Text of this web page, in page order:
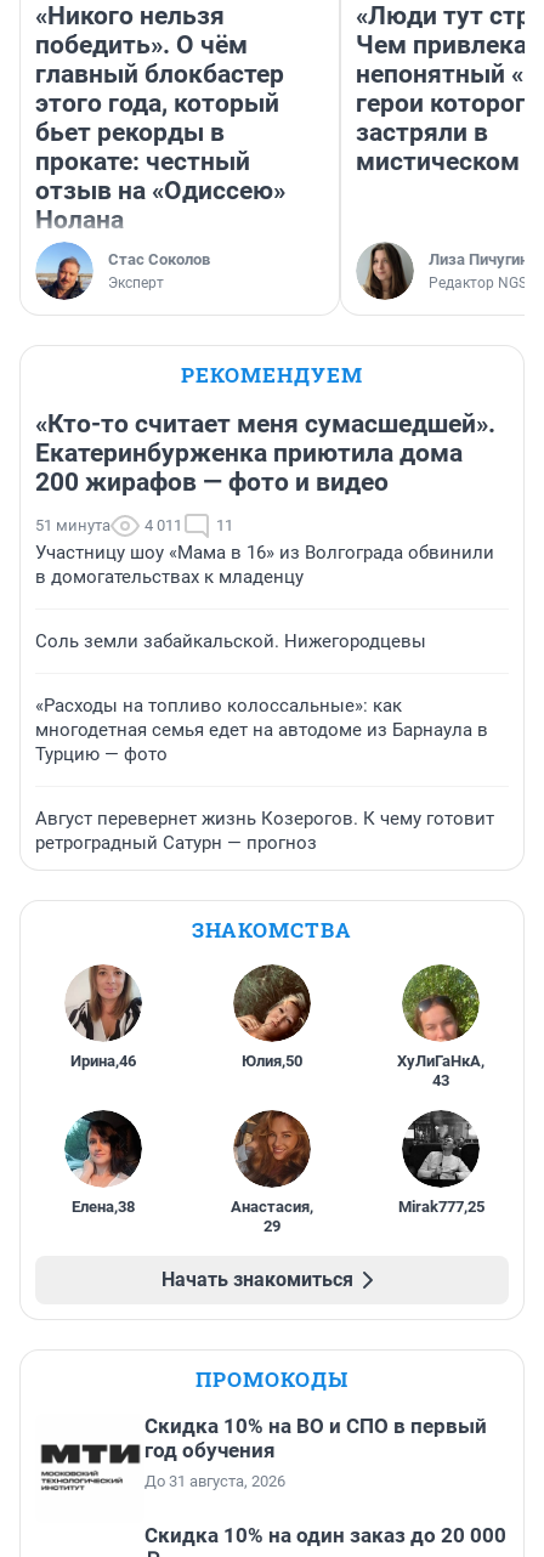
«Никого нельзя
победить». О чём
главный блокбастер
этого года, который
бьет рекорды в
прокате: честный
отзыв на «Одиссею»
Нолана
Стас Соколов
Эксперт
«Люди тут
Чем
непонятный
герои которого
застряли в
мистическом
Лиза Пичугина
Редактор
РЕКОМЕНДУЕМ
«Кто-то считает меня сумасшедшей».
Екатеринбурженка приютила дома
200 жирафов — фото и видео
51 минута 4 011 11
Участницу шоу «Мама в 16» из Волгограда обвинили
в домогательствах к младенцу
Соль земли забайкальской. Нижегородцевы
«Расходы на топливо колоссальные»: как
многодетная семья едет на автодоме из Барнаула в
Турцию — фото
Август перевернет жизнь Козерогов. К чему готовит
ретроградный Сатурн — прогноз
ЗНАКОМСТВА
Ирина,46 Юлия,50 ХуЛиГаНкА,
43
Елена,38 Анастасия,
29
Mirak777,25
Начать знакомиться
ПРОМОКОДЫ
Скидка 10% на ВО и СПО в первый
год обучения
До 31 августа, 2026
Скидка 10% на один заказ до 20 000